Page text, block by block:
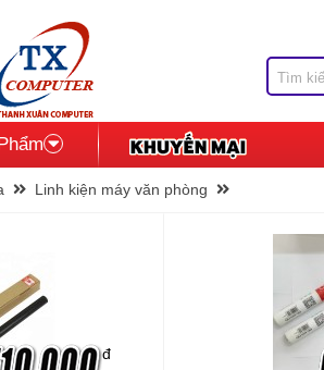
Linh kiện máy văn phòng
đ